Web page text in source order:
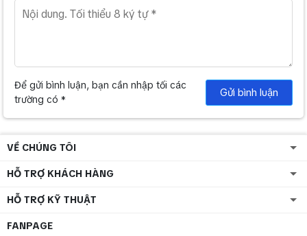
Để gửi bình luận, bạn cần nhập tối các
trường có *
Gửi bình luận
VỀ CHÚNG TÔI
HỖ TRỢ KHÁCH HÀNG
HỖ TRỢ KỸ THUẬT
FANPAGE